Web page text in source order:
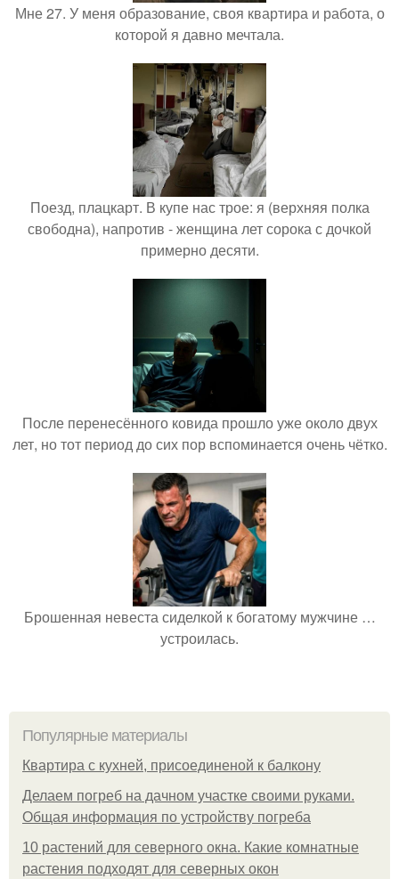
Мне 27. У меня образование, своя квартира и работа, о
которой я давно мечтала.
Поезд, плацкарт. В купе нас трое: я (верхняя полка
свободна), напротив - женщина лет сорока с дочкой
примерно десяти.
После перенесённого ковида прошло уже около двух
лет, но тот период до сих пор вспоминается очень чётко.
Брошенная невеста сиделкой к богатому мужчине …
устроилась.
Популярные материалы
Квартира с кухней, присоединеной к балкону
Делаем погреб на дачном участке своими руками.
Общая информация по устройству погреба
10 растений для северного окна. Какие комнатные
растения подходят для северных окон